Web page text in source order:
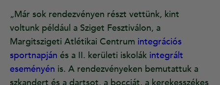
„Már sok rendezvényen részt vettünk, kint
voltunk például a Sziget Fesztiválon, a
Margitszigeti Atlétikai Centrum integrációs
sportnapján és a II. kerületi iskolák integrált
eseményén is. A rendezvényeken bemutattuk a